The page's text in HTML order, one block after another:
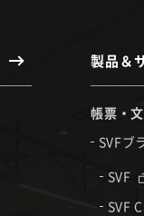
製品＆
帳票・
SVFブ
SVF
SVF